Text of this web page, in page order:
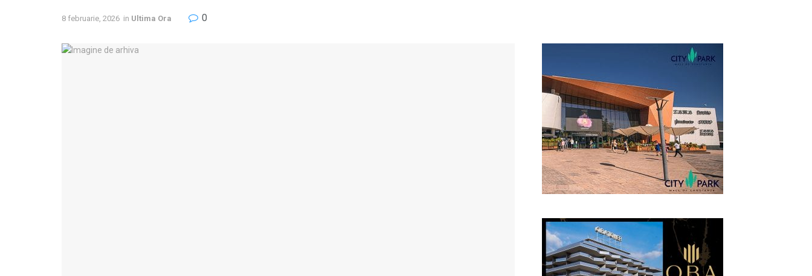
8 februarie, 2026 in Ultima Ora 0